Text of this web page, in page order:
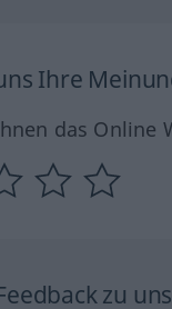
Ihre
das Online
zu